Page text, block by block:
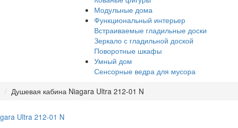
Модульные дома
Функциональный интерьер
Встраиваемые гладильные доски
Зеркало с гладильной доской
Поворотные шкафы
Умный дом
Сенсорные ведра для мусора
Душевая кабина Niagara Ultra 212-01 N